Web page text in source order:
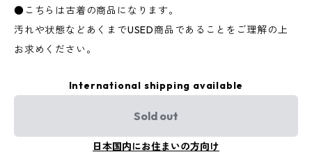
●こちらは古着の商品になります。
汚れや状態などあくまでUSED商品であることをご理解の上
お求めください。
International shipping available
Sold out
日本国内にお住まいの方向け